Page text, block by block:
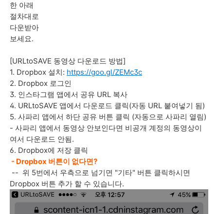
한 아래
절차대로
다운받아
보세요.
[URLtoSAVE 동영상 다운로드 방법]
1. Dropbox 설치: https://goo.gl/ZEMc3c
2. Dropbox 로그인
3. 인스타그램 앱에서 공유 URL 복사
4. URLtoSAVE 앱에서 다운로드 클릭(자동 URL 붙여넣기 됨)
5. 사파리 앱에서 하단 공유 버튼 클릭 (자동으로 사파리 열림)
- 사파리 앱에서 동영상 안보인다면 비공개 계정의 동영상이
여서 다운로드 안됨.
6. Dropbox에 저장 클릭
- Dropbox 버튼이 없다면?
-- 위 5번에서 우측으로 넘기면 "기타" 버튼 클릭하시면
Dropbox 버튼 추가 할 수 있습니다.